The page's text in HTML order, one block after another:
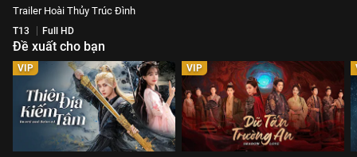
Trailer Hoài Thủy Trúc Đình
T13 Full HD
Đề xuất cho bạn
VIP VIP